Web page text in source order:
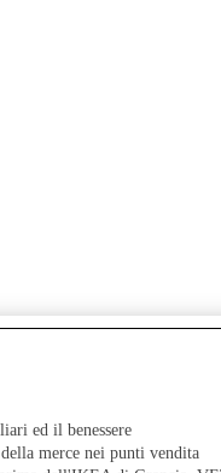
ed il benessere
merce nei punti vendita